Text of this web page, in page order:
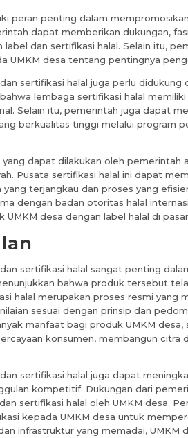
peran penting dalam
dapat memberikan dukungan,
label dan sertifikasi halal. Selain itu,
UMKM desa tentang pentingnya
sertifikasi halal juga perlu
lembaga sertifikasi halal
Selain itu, pemerintah juga dapat
berkualitas tinggi melalui program
yang dapat dilakukan oleh pemerintah
Pusata sertifikasi halal ini dapat
yang terjangkau dan proses yang
dengan badan otoritas halal
UMKM desa dengan label halal di
sertifikasi halal sangat penting
bahwa produk tersebut
halal merupakan proses resmi yang
sesuai dengan prinsip dan
manfaat bagi produk UMKM
konsumen, membangun citra
sertifikasi halal juga dapat
kompetitif. Dukungan dari
sertifikasi halal oleh UMKM desa.
kepada UMKM desa untuk
infrastruktur yang memadai,